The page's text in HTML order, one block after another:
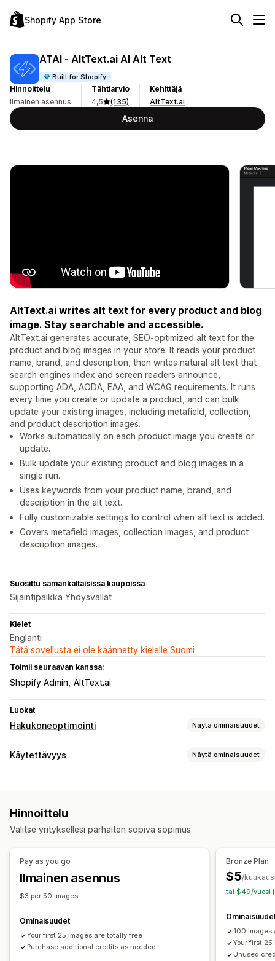
Shopify App Store
ATAI ‑ AltText.ai AI Alt Text
Built for Shopify
Hinnoittelu
Ilmainen asennus
Tähtiarvio
4,5
(135)
Kehittäjä
AltText.ai
Asenna
AltText.ai writes alt text for every product and blog
image. Stay searchable and accessible.
AltText.ai generates accurate, SEO-optimized alt text for the
product and blog images in your store. It reads your product
name, brand, and description, then writes natural alt text that
search engines index and screen readers announce,
supporting ADA, AODA, EAA, and WCAG requirements. It runs
every time you create or update a product, and can bulk
update your existing images, including metafield, collection,
and product description images.
Works automatically on each product image you create or
update.
Bulk update your existing product and blog images in a
single run.
Uses keywords from your product name, brand, and
description in the alt text.
Fully customizable settings to control when alt text is added.
Covers metafield images, collection images, and product
description images.
Suosittu samankaltaisissa kaupoissa
Sijaintipaikka Yhdysvallat
Kielet
Englanti
Tätä sovellusta ei ole käännetty kielelle Suomi
Toimii seuraavan kanssa:
Shopify Admin AltText.ai
Luokat
Hakukoneoptimointi Näytä ominaisuudet
Hakuoptimointityökalut
Nopeuden optimointi
SEO-pisteet
Analytiikka
Ranking-seuranta
Käytettävyys Näytä ominaisuudet
Hinnoittelu
Valitse yrityksellesi parhaiten sopiva sopimus.
Pay as you go
Ilmainen asennus
$3 per 50 images
Ominaisuudet
Your first 25 images are totally free
Purchase additional credits as needed
Bronze Plan
$5/
tai $49/vuosi
100 images
Your first
Unused